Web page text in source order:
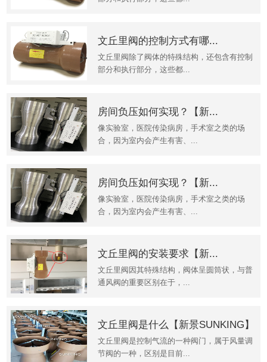
文丘里阀的控制方式有哪...
文丘里阀除了阀体的特殊结构，还包含有控制
部分和执行部分，这些都...
房间负压如何实现？【新...
像实验室，医院传染病房，手术室之类的场
合，因为室内会产生有害、...
房间负压如何实现？【新...
像实验室，医院传染病房，手术室之类的场
合，因为室内会产生有害、...
文丘里阀的安装要求【新...
文丘里阀因其特殊结构，阀体呈圆筒状，与普
通风阀的重要区别在于，...
文丘里阀是什么【新景SUNKING】
文丘里阀是控制气流的一种阀门，属于风量调
节阀的一种，区别是目前...